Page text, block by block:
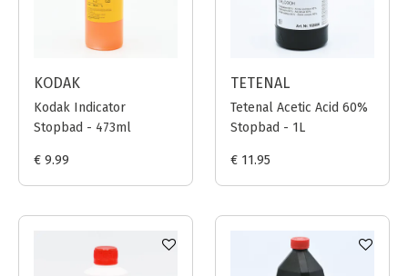
KODAK
Kodak Indicator
Stopbad - 473ml
€ 9.99
TETENAL
Tetenal Acetic Acid 60%
Stopbad - 1L
€ 11.95